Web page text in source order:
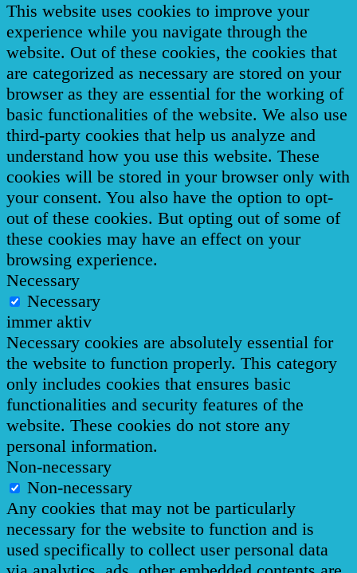
This website uses cookies to improve your
experience while you navigate through the
website. Out of these cookies, the cookies that
are categorized as necessary are stored on your
browser as they are essential for the working of
basic functionalities of the website. We also use
third-party cookies that help us analyze and
understand how you use this website. These
cookies will be stored in your browser only with
your consent. You also have the option to opt-
out of these cookies. But opting out of some of
these cookies may have an effect on your
browsing experience.
Necessary
Necessary
immer aktiv
Necessary cookies are absolutely essential for
the website to function properly. This category
only includes cookies that ensures basic
functionalities and security features of the
website. These cookies do not store any
personal information.
Non-necessary
Non-necessary
Any cookies that may not be particularly
necessary for the website to function and is
used specifically to collect user personal data